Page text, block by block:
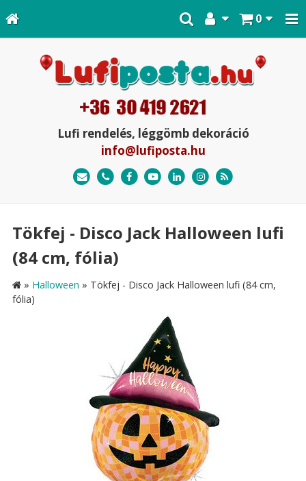
0
Lufi rendelés, léggömb dekoráció
info@lufiposta.hu
Tökfej - Disco Jack Halloween lufi
(84 cm, fólia)
» Halloween » Tökfej - Disco Jack Halloween lufi (84 cm,
fólia)